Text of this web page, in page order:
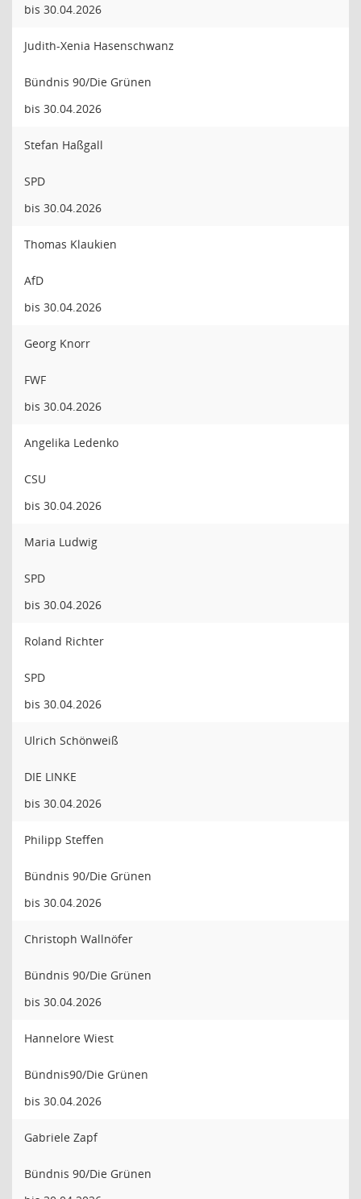
bis 30.04.2026
Judith-Xenia Hasenschwanz
Bündnis 90/Die Grünen
bis 30.04.2026
Stefan Haßgall
SPD
bis 30.04.2026
Thomas Klaukien
AfD
bis 30.04.2026
Georg Knorr
FWF
bis 30.04.2026
Angelika Ledenko
CSU
bis 30.04.2026
Maria Ludwig
SPD
bis 30.04.2026
Roland Richter
SPD
bis 30.04.2026
Ulrich Schönweiß
DIE LINKE
bis 30.04.2026
Philipp Steffen
Bündnis 90/Die Grünen
bis 30.04.2026
Christoph Wallnöfer
Bündnis 90/Die Grünen
bis 30.04.2026
Hannelore Wiest
Bündnis90/Die Grünen
bis 30.04.2026
Gabriele Zapf
Bündnis 90/Die Grünen